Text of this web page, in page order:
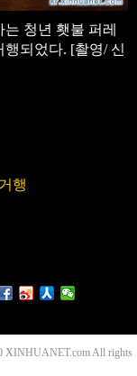
청년 횃불 퍼레
되었다. [촬영/ 신
행